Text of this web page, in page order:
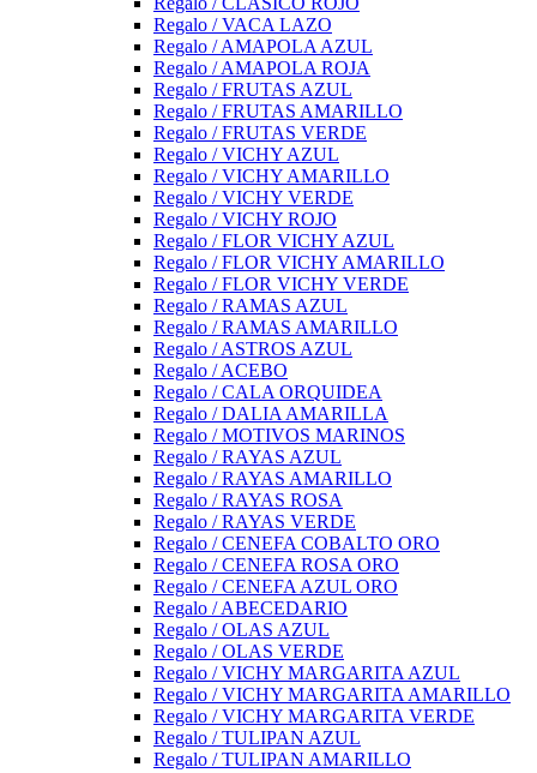
Regalo / VACA LAZO
Regalo / AMAPOLA AZUL
Regalo / AMAPOLA ROJA
Regalo / FRUTAS AZUL
Regalo / FRUTAS AMARILLO
Regalo / FRUTAS VERDE
Regalo / VICHY AZUL
Regalo / VICHY AMARILLO
Regalo / VICHY VERDE
Regalo / VICHY ROJO
Regalo / FLOR VICHY AZUL
Regalo / FLOR VICHY AMARILLO
Regalo / FLOR VICHY VERDE
Regalo / RAMAS AZUL
Regalo / RAMAS AMARILLO
Regalo / ASTROS AZUL
Regalo / ACEBO
Regalo / CALA ORQUIDEA
Regalo / DALIA AMARILLA
Regalo / MOTIVOS MARINOS
Regalo / RAYAS AZUL
Regalo / RAYAS AMARILLO
Regalo / RAYAS ROSA
Regalo / RAYAS VERDE
Regalo / CENEFA COBALTO ORO
Regalo / CENEFA ROSA ORO
Regalo / CENEFA AZUL ORO
Regalo / ABECEDARIO
Regalo / OLAS AZUL
Regalo / OLAS VERDE
Regalo / VICHY MARGARITA AZUL
Regalo / VICHY MARGARITA AMARILLO
Regalo / VICHY MARGARITA VERDE
Regalo / TULIPAN AZUL
Regalo / TULIPAN AMARILLO